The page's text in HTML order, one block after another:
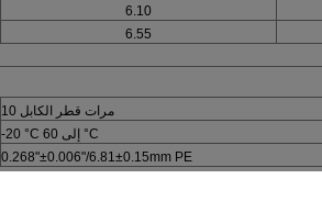
6.10
6.55
10 مرات قطر الكابل
-20 °C إلى 60 °C
0.268"±0.006"/6.81±0.15mm PE